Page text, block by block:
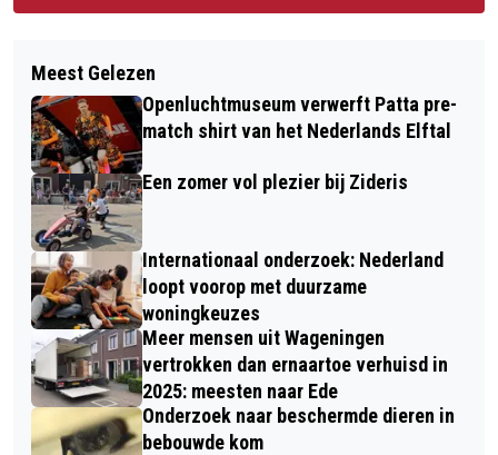
Meest Gelezen
Openluchtmuseum verwerft Patta pre-
match shirt van het Nederlands Elftal
Een zomer vol plezier bij Zideris
Internationaal onderzoek: Nederland
loopt voorop met duurzame
woningkeuzes
Meer mensen uit Wageningen
vertrokken dan ernaartoe verhuisd in
2025: meesten naar Ede
Onderzoek naar beschermde dieren in
bebouwde kom